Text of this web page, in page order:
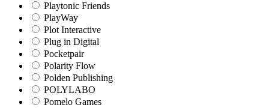
Playtonic Friends
PlayWay
Plot Interactive
Plug in Digital
Pocketpair
Polarity Flow
Polden Publishing
POLYLABO
Pomelo Games